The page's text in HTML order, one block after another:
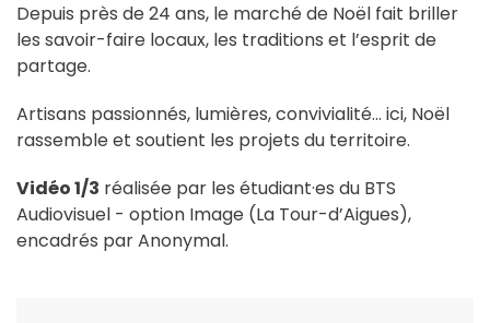
Depuis près de 24 ans, le marché de Noël fait briller
les savoir-faire locaux, les traditions et l’esprit de
partage.
Artisans passionnés, lumières, convivialité… ici, Noël
rassemble et soutient les projets du territoire.
Vidéo 1/3 réalisée par les étudiant·es du BTS
Audiovisuel - option Image (La Tour-d’Aigues),
encadrés par Anonymal.